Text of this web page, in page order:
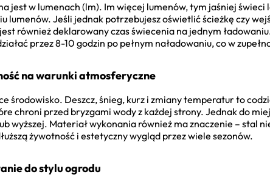
jest w lumenach (lm). Im więcej lumenów, tym jaśniej
lumenów. Jeśli jednak potrzebujesz oświetlić ścieżkę czy
również deklarowany czas świecenia na jednym
przez 8-10 godzin po pełnym naładowaniu, co w
na warunki atmosferyczne
środowisko. Deszcz, śnieg, kurz i zmiany temperatur to
chroni przed bryzgami wody z każdej strony. Jednak do
wyższej. Materiał wykonania również ma znaczenie – stal
żywotność i estetyczny wygląd przez wiele sezonów.
do stylu ogrodu